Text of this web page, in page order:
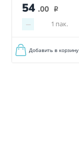
54 .00 i
− 1 пак.
Добавить в корзину